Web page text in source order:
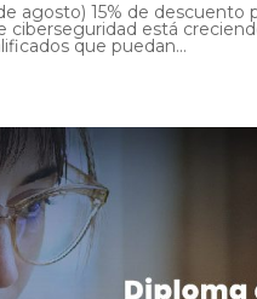
agosto) 15% de
ciberseguridad está
que puedan...